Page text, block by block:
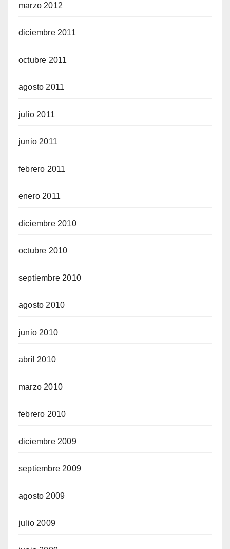
marzo 2012
diciembre 2011
octubre 2011
agosto 2011
julio 2011
junio 2011
febrero 2011
enero 2011
diciembre 2010
octubre 2010
septiembre 2010
agosto 2010
junio 2010
abril 2010
marzo 2010
febrero 2010
diciembre 2009
septiembre 2009
agosto 2009
julio 2009